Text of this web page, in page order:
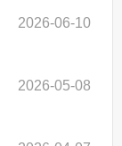
2026-06-10
2026-05-08